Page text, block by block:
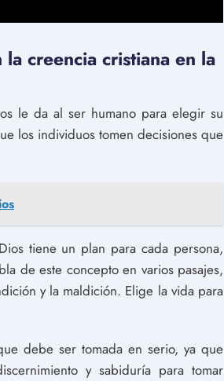
creencia cristiana en la
le da al ser humano para elegir su
los individuos tomen decisiones que
tiene un plan para cada persona,
de este concepto en varios pasajes,
y la maldición. Elige la vida para
debe ser tomada en serio, ya que
y sabiduría para tomar